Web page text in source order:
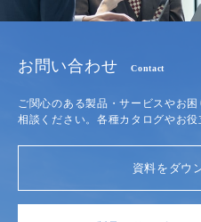
お問い合わせ Contact
ご関心のある製品・サービスやお
相談ください。各種カタログやお
資料をダウ